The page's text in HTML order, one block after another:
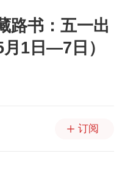
路书：五一出
1日—7日）
订阅